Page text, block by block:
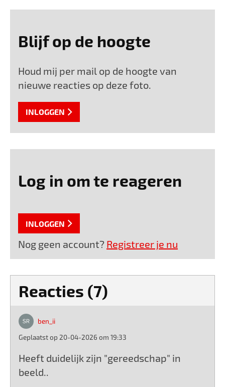
Blijf op de hoogte
Houd mij per mail op de hoogte van
nieuwe reacties op deze foto.
INLOGGEN
Log in om te reageren
INLOGGEN
Nog geen account? Registreer je nu
Reacties (7)
ben_ii
Geplaatst op 20-04-2026 om 19:33
Heeft duidelijk zijn "gereedschap" in
beeld..